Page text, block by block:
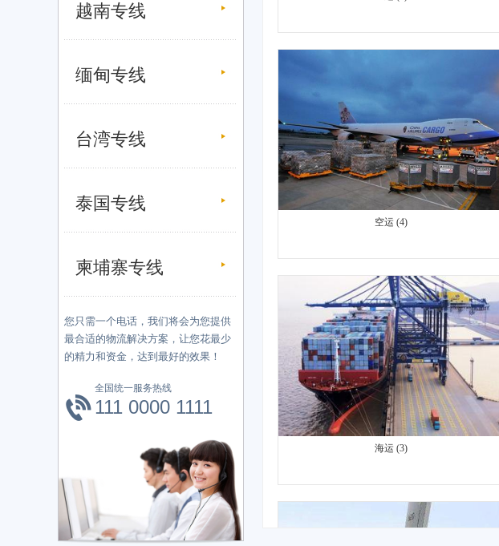
越南专线
缅甸专线
台湾专线
泰国专线
柬埔寨专线
您只需一个电话，我们将会为您提供
最合适的物流解决方案，让您花最少
的精力和资金，达到最好的效果！
全国统一服务热线
111 0000 1111
空运 (4)
海运 (3)